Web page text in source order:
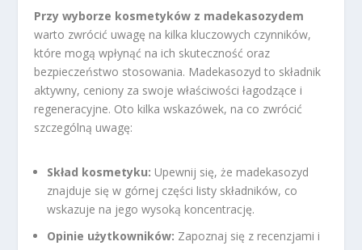
Przy wyborze kosmetyków z madekasozydem
warto zwrócić uwagę na kilka kluczowych czynników,
które mogą wpłynąć na ich skuteczność oraz
bezpieczeństwo stosowania. Madekasozyd to składnik
aktywny, ceniony za swoje właściwości łagodzące i
regeneracyjne. Oto kilka wskazówek, na co zwrócić
szczególną uwagę:
Skład kosmetyku: Upewnij się, że madekasozyd
znajduje się w górnej części listy składników, co
wskazuje na jego wysoką koncentrację.
Opinie użytkowników: Zapoznaj się z recenzjami i